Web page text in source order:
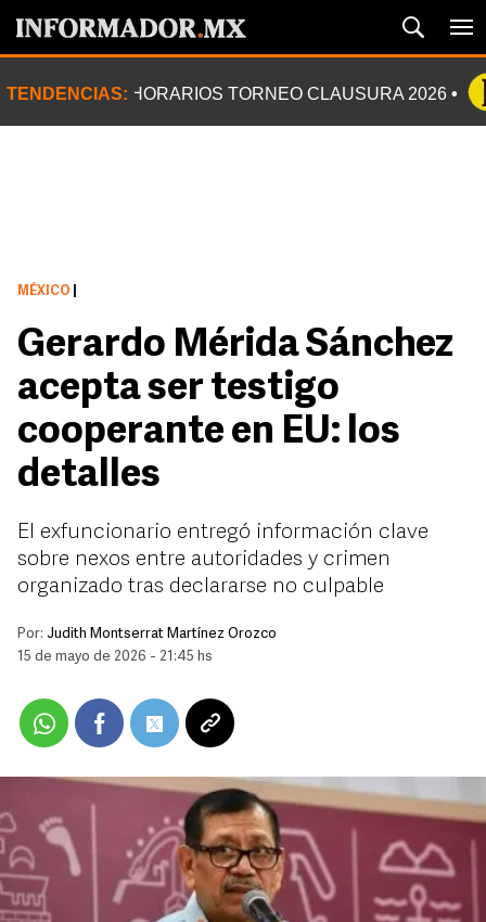
TENDENCIAS: HORARIOS TORNEO CLAUSURA 2026
MÉXICO
Gerardo Mérida Sánchez
acepta ser testigo
cooperante en EU: los
detalles
El exfuncionario entregó información clave
sobre nexos entre autoridades y crimen
organizado tras declararse no culpable
Por: Judith Montserrat Martínez Orozco
15 de mayo de 2026 - 21:45 hs